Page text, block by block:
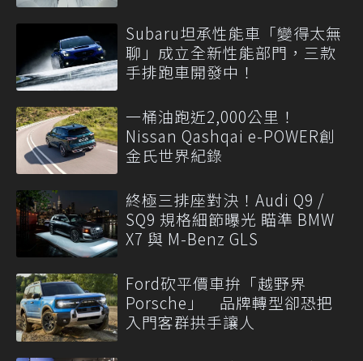
Subaru坦承性能車「變得太無
聊」成立全新性能部門，三款
手排跑車開發中！
一桶油跑近2,000公里！
Nissan Qashqai e-POWER創
金氏世界紀錄
終極三排座對決！Audi Q9 /
SQ9 規格細節曝光 瞄準 BMW
X7 與 M-Benz GLS
Ford砍平價車拚「越野界
Porsche」 品牌轉型卻恐把
入門客群拱手讓人